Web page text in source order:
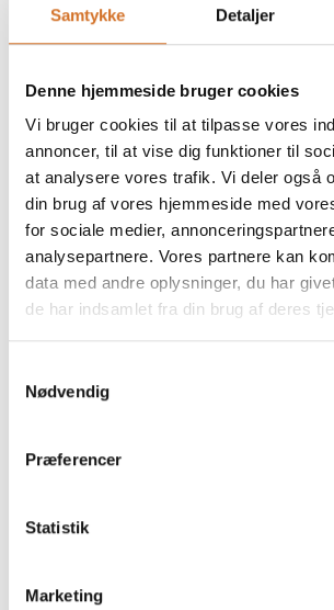
Samtykke Detaljer
Denne hjemmeside bruger cookies
Vi bruger cookies til at tilpasse vores
annoncer, til at vise dig funktioner til
at analysere vores trafik. Vi deler også
din brug af vores hjemmeside med
for sociale medier,
analysepartnere. Vores partnere kan
data med andre oplysninger, du har
de har indsamlet fra din brug af deres
Nødvendig
Præferencer
Statistik
Marketing
Knækbrød bottlez - 1L
Chia Rugbrød bottlez - 1L
Foodexpo
Produktet er medbragt på